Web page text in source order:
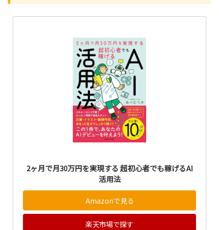
2ヶ月で月30万円を実現する 超初心者でも稼げるAI
活用法
Amazonで見る
楽天市場で探す